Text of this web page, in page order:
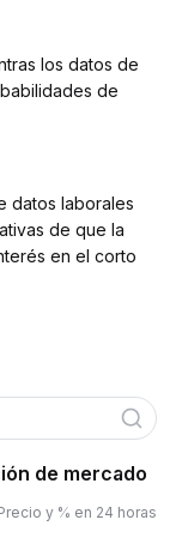
los datos de
de
datos laborales
de que la
en el corto
de mercado
y % en 24 horas